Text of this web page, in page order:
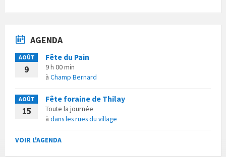
AGENDA
AOÛT
9
Fête du Pain
9 h 00 min
à Champ Bernard
AOÛT
15
Fête foraine de Thilay
Toute la journée
à dans les rues du village
VOIR L'AGENDA